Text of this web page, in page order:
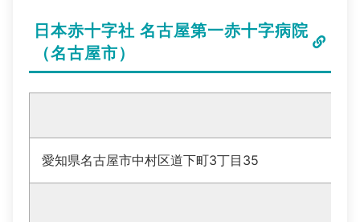
日本赤十字社 名古屋第一赤十字病院
（名古屋市）
愛知県名古屋市中村区道下町3丁目35